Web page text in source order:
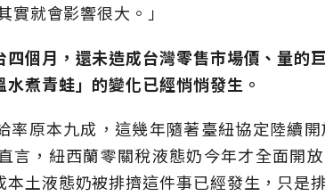
就會影響很大。」
個月，還未造成台灣零售市場價、量的
煮青蛙」的變化已經悄悄發生。
率原本九成，這幾年隨著臺紐協定陸續
言，紐西蘭零關稅液態奶今年才全面開
土液態奶被排擠這件事已經發生，只是